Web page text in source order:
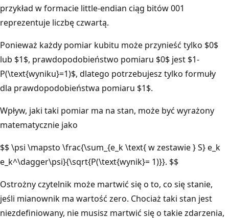
przykład w formacie little-endian ciąg bitów 001
reprezentuje liczbę czwartą.
Ponieważ każdy pomiar kubitu może przynieść tylko $0$
lub $1$, prawdopodobieństwo pomiaru $0$ jest $1-
P(\text{wyniku}=1)$, dlatego potrzebujesz tylko formuły
dla prawdopodobieństwa pomiaru $1$.
Wpływ, jaki taki pomiar ma na stan, może być wyrażony
matematycznie jako
$$ \psi \mapsto \frac{\sum_{e_k \text{ w zestawie } S} e_k
e_k^\dagger\psi}{\sqrt{P(\text{wynik}= 1)}}. $$
Ostrożny czytelnik może martwić się o to, co się stanie,
jeśli mianownik ma wartość zero. Chociaż taki stan jest
niezdefiniowany, nie musisz martwić się o takie zdarzenia,